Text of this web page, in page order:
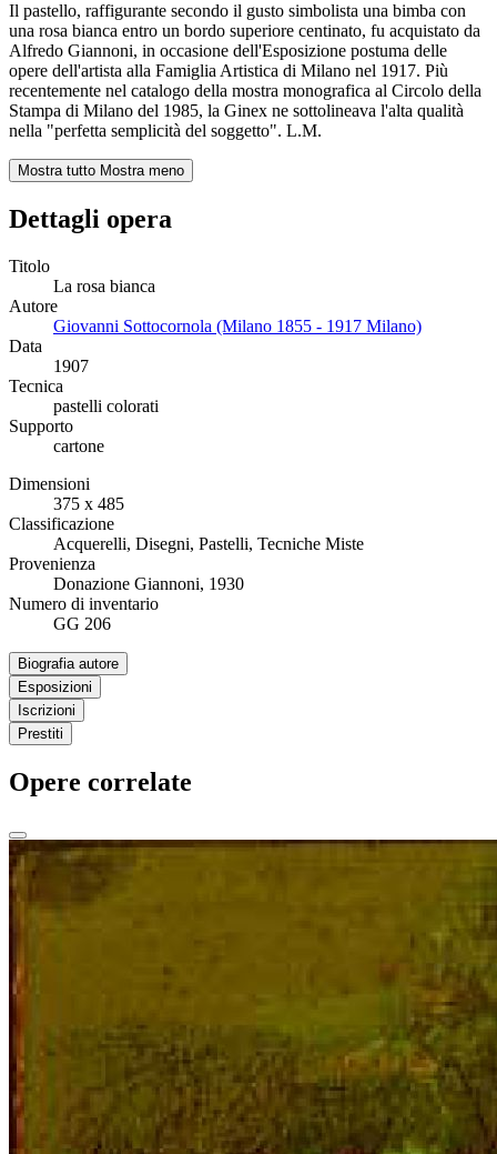
Il pastello, raffigurante secondo il gusto simbolista una bimba con
una rosa bianca entro un bordo superiore centinato, fu acquistato da
Alfredo Giannoni, in occasione dell'Esposizione postuma delle
opere dell'artista alla Famiglia Artistica di Milano nel 1917. Più
recentemente nel catalogo della mostra monografica al Circolo della
Stampa di Milano del 1985, la Ginex ne sottolineava l'alta qualità
nella "perfetta semplicità del soggetto". L.M.
Mostra tutto Mostra meno
Dettagli opera
Titolo
La rosa bianca
Autore
Giovanni Sottocornola (Milano 1855 - 1917 Milano)
Data
1907
Tecnica
pastelli colorati
Supporto
cartone
Dimensioni
375 x 485
Classificazione
Acquerelli, Disegni, Pastelli, Tecniche Miste
Provenienza
Donazione Giannoni, 1930
Numero di inventario
GG 206
Biografia autore
Esposizioni
Iscrizioni
Prestiti
Opere correlate